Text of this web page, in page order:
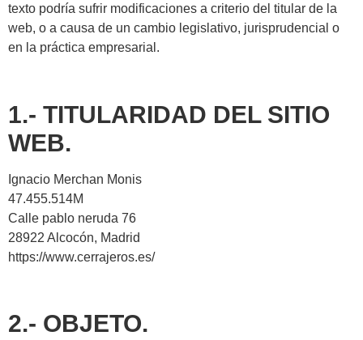
texto podría sufrir modificaciones a criterio del titular de la
web, o a causa de un cambio legislativo, jurisprudencial o
en la práctica empresarial.
1.- TITULARIDAD DEL SITIO
WEB.
Ignacio Merchan Monis
47.455.514M
Calle pablo neruda 76
28922 Alcocón, Madrid
https://www.cerrajeros.es/
2.- OBJETO.